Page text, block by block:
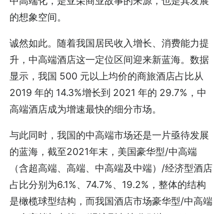
的想象空间。
诚然如此。随着我国居民收入增长、消费能力提
升，中高端酒店这一定位区间迎来新蓝海。数据
显示，我国 500 元以上均价的商旅酒店占比从
2019 年的 14.3%增长到 2021 年的 29.7%，中
高端酒店成为增速最快的细分市场。
与此同时，我国的中高端市场还是一片亟待发展
的蓝海，截至2021年末，美国豪华型/中高端
（含超高端、高端、中高端及中端）/经济型酒店
占比分别为6.1%、74.7%、19.2%，整体的结构
是橄榄球型结构，而我国酒店市场豪华型/中高端